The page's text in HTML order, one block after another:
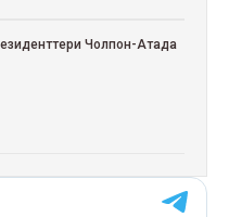
Чолпон-Атада